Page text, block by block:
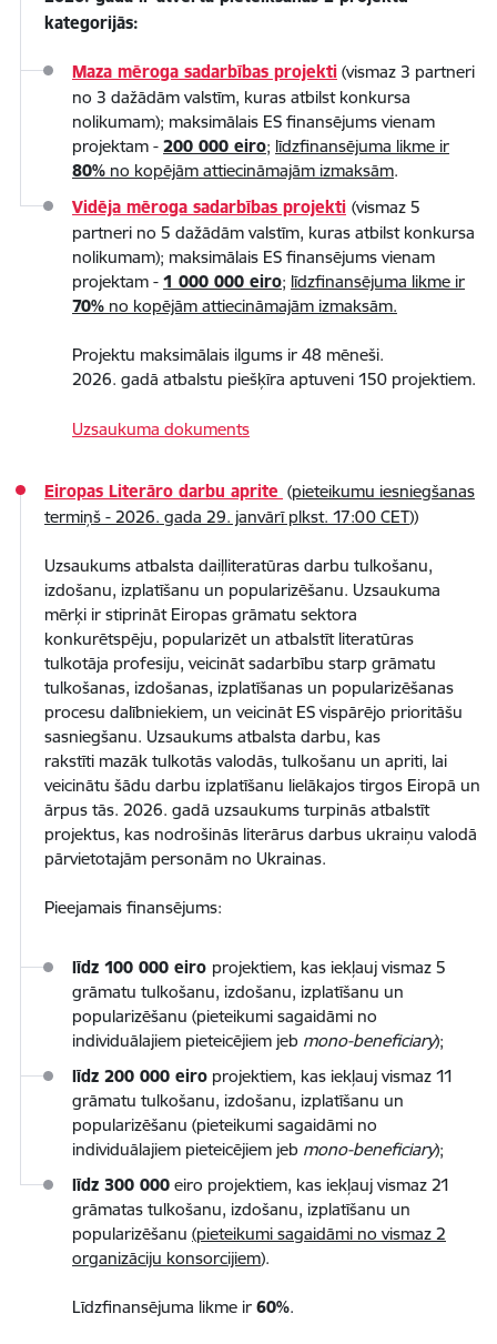
kategorijās:
Maza mēroga sadarbības projekti (vismaz 3 partneri
no 3 dažādām valstīm, kuras atbilst konkursa
nolikumam); maksimālais ES finansējums vienam
projektam - 200 000 eiro; līdzfinansējuma likme ir
80% no kopējām attiecināmajām izmaksām.
Vidēja mēroga sadarbības projekti (vismaz 5
partneri no 5 dažādām valstīm, kuras atbilst konkursa
nolikumam); maksimālais ES finansējums vienam
projektam - 1 000 000 eiro; līdzfinansējuma likme ir
70% no kopējām attiecināmajām izmaksām.
Projektu maksimālais ilgums ir 48 mēneši.
​​2026. gadā atbalstu piešķīra aptuveni 150 projektiem.
Uzsaukuma dokuments
Eiropas Literāro darbu aprite (pieteikumu iesniegšanas
termiņš - 2026. gada 29. janvārī plkst. 17:00 CET))
Uzsaukums atbalsta daiļliteratūras darbu tulkošanu,
izdošanu, izplatīšanu un popularizēšanu. Uzsaukuma
mērķi ir stiprināt Eiropas grāmatu sektora
konkurētspēju, popularizēt un atbalstīt literatūras
tulkotāja profesiju, veicināt sadarbību starp grāmatu
tulkošanas, izdošanas, izplatīšanas un popularizēšanas
procesu dalībniekiem, un veicināt ES vispārējo prioritāšu
sasniegšanu. Uzsaukums atbalsta darbu, kas
rakstīti mazāk tulkotās valodās, tulkošanu un apriti, lai
veicinātu šādu darbu izplatīšanu lielākajos tirgos Eiropā un
ārpus tās. 2026. gadā uzsaukums turpinās atbalstīt
projektus, kas nodrošinās literārus darbus ukraiņu valodā
pārvietotajām personām no Ukrainas.
Pieejamais finansējums:
līdz 100 000 eiro projektiem, kas iekļauj vismaz 5
grāmatu tulkošanu, izdošanu, izplatīšanu un
popularizēšanu (pieteikumi sagaidāmi no
individuālajiem pieteicējiem jeb mono-beneficiary);
līdz 200 000 eiro projektiem, kas iekļauj vismaz 11
grāmatu tulkošanu, izdošanu, izplatīšanu un
popularizēšanu (pieteikumi sagaidāmi no
individuālajiem pieteicējiem jeb mono-beneficiary);
līdz 300 000 eiro projektiem, kas iekļauj vismaz 21
grāmatas tulkošanu, izdošanu, izplatīšanu un
popularizēšanu (pieteikumi sagaidāmi no vismaz 2
organizāciju konsorcijiem).
Līdzfinansējuma likme ir 60%.